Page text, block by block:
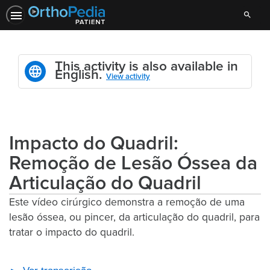
Search
This activity is also available in
English.View activity
Impacto do Quadril:
Remoção de Lesão Óssea da
Articulação do Quadril
Este vídeo cirúrgico demonstra a remoção de uma
lesão óssea, ou pincer, da articulação do quadril, para
tratar o impacto do quadril.